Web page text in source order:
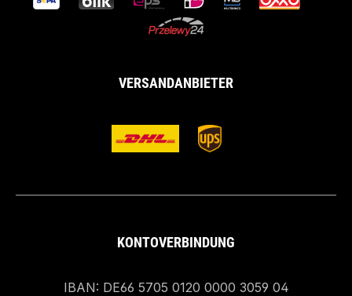
VERSANDANBIETER
KONTOVERBINDUNG
IBAN: DE66 5705 0120 0000 3059 04